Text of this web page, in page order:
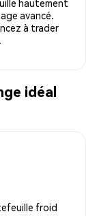
hautement
avancé.
à trader
idéal
froid